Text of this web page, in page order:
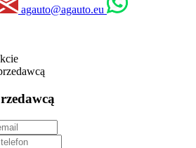
agauto@agauto.eu